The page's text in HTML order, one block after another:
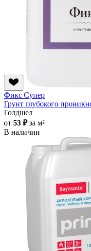
Фикс Супер
Грунт глубокого
Голдшел
от 53 ₽за м²
В наличии